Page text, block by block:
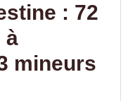
: 72
à
mineurs